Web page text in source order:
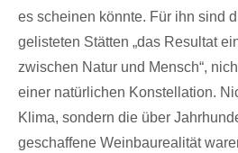
es scheinen könnte. Für ihn sind
gelisteten Stätten „das Resultat
zwischen Natur und Mensch“,
einer natürlichen Konstellation.
Klima, sondern die über
geschaffene Weinbaurealität